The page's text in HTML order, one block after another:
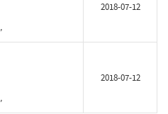
2018-07-12
2018-07-12